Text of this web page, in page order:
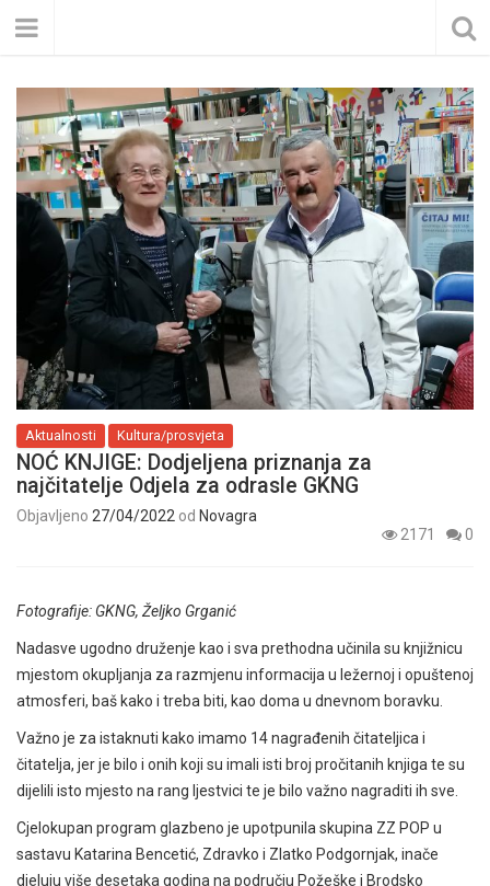
Aktualnosti Kultura/prosvjeta
NOĆ KNJIGE: Dodjeljena priznanja za
najčitatelje Odjela za odrasle GKNG
Objavljeno 27/04/2022 od Novagra
2171
0
Fotografije: GKNG, Željko Grganić
Nadasve ugodno druženje kao i sva prethodna učinila su knjižnicu
mjestom okupljanja za razmjenu informacija u ležernoj i opuštenoj
atmosferi, baš kako i treba biti, kao doma u dnevnom boravku.
Važno je za istaknuti kako imamo 14 nagrađenih čitateljica i
čitatelja, jer je bilo i onih koji su imali isti broj pročitanih knjiga te su
dijelili isto mjesto na rang ljestvici te je bilo važno nagraditi ih sve.
Cjelokupan program glazbeno je upotpunila skupina ZZ POP u
sastavu Katarina Bencetić, Zdravko i Zlatko Podgornjak, inače
djeluju više desetaka godina na području Požeške i Brodsko